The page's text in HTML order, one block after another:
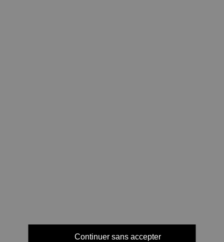
Continuer sans accepter